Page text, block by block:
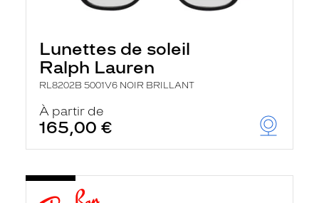
Lunettes de soleil
Ralph Lauren
RL8202B 5001V6 NOIR BRILLANT
À partir de
165,00 €